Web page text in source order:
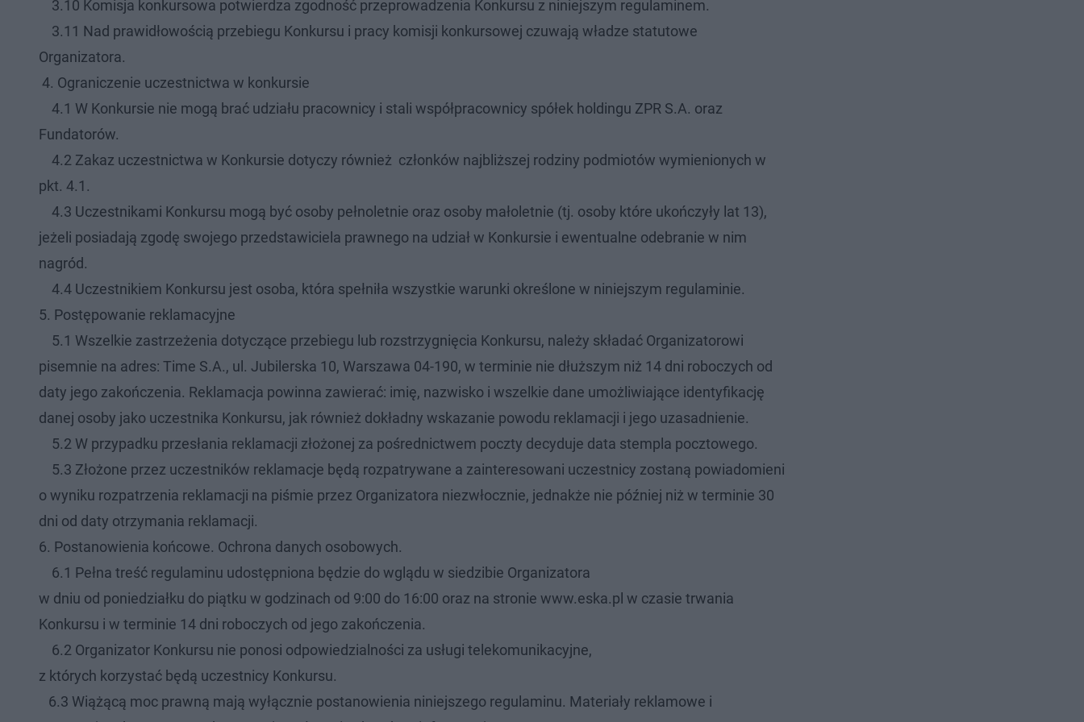
3.10 Komisja konkursowa potwierdza zgodność przeprowadzenia Konkursu z niniejszym regulaminem.
3.11 Nad prawidłowością przebiegu Konkursu i pracy komisji konkursowej czuwają władze statutowe
Organizatora.
4. Ograniczenie uczestnictwa w konkursie
4.1 W Konkursie nie mogą brać udziału pracownicy i stali współpracownicy spółek holdingu ZPR S.A. oraz
Fundatorów.
4.2 Zakaz uczestnictwa w Konkursie dotyczy również członków najbliższej rodziny podmiotów wymienionych w
pkt. 4.1.
4.3 Uczestnikami Konkursu mogą być osoby pełnoletnie oraz osoby małoletnie (tj. osoby które ukończyły lat 13),
jeżeli posiadają zgodę swojego przedstawiciela prawnego na udział w Konkursie i ewentualne odebranie w nim
nagród.
4.4 Uczestnikiem Konkursu jest osoba, która spełniła wszystkie warunki określone w niniejszym regulaminie.
5. Postępowanie reklamacyjne
5.1 Wszelkie zastrzeżenia dotyczące przebiegu lub rozstrzygnięcia Konkursu, należy składać Organizatorowi
pisemnie na adres: Time S.A., ul. Jubilerska 10, Warszawa 04-190, w terminie nie dłuższym niż 14 dni roboczych od
daty jego zakończenia. Reklamacja powinna zawierać: imię, nazwisko i wszelkie dane umożliwiające identyfikację
danej osoby jako uczestnika Konkursu, jak również dokładny wskazanie powodu reklamacji i jego uzasadnienie.
5.2 W przypadku przesłania reklamacji złożonej za pośrednictwem poczty decyduje data stempla pocztowego.
5.3 Złożone przez uczestników reklamacje będą rozpatrywane a zainteresowani uczestnicy zostaną powiadomieni
o wyniku rozpatrzenia reklamacji na piśmie przez Organizatora niezwłocznie, jednakże nie później niż w terminie 30
dni od daty otrzymania reklamacji.
6. Postanowienia końcowe. Ochrona danych osobowych.
6.1 Pełna treść regulaminu udostępniona będzie do wglądu w siedzibie Organizatora
w dniu od poniedziałku do piątku w godzinach od 9:00 do 16:00 oraz na stronie www.eska.pl w czasie trwania
Konkursu i w terminie 14 dni roboczych od jego zakończenia.
6.2 Organizator Konkursu nie ponosi odpowiedzialności za usługi telekomunikacyjne,
z których korzystać będą uczestnicy Konkursu.
6.3 Wiążącą moc prawną mają wyłącznie postanowienia niniejszego regulaminu. Materiały reklamowe i